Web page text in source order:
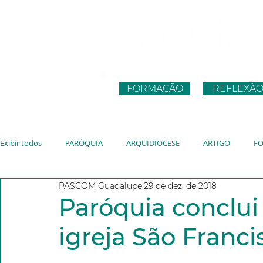
FORMAÇÃO REFLEXÃO
Exibir todos PARÓQUIA ARQUIDIOCESE ARTIGO
JUVENTUDE VATICANO JMJ
Paróquia
igreja São
PASCOM Guadalupe29 de dez. de 2018